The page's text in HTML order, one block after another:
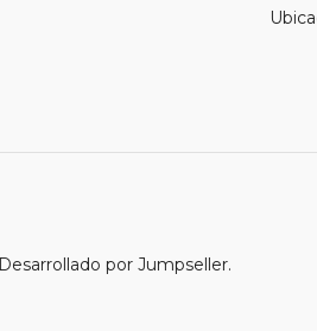
Desarrollado por Jumpseller.